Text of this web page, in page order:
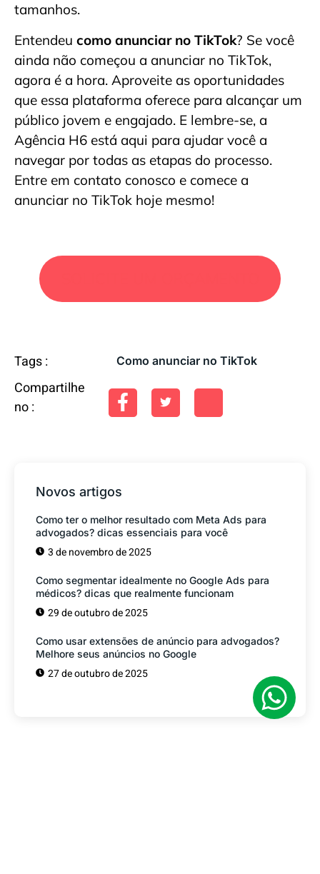
tamanhos.
Entendeu como anunciar no TikTok? Se você
ainda não começou a anunciar no TikTok,
agora é a hora. Aproveite as oportunidades
que essa plataforma oferece para alcançar um
público jovem e engajado. E lembre-se, a
Agência H6 está aqui para ajudar você a
navegar por todas as etapas do processo.
Entre em contato conosco e comece a
anunciar no TikTok hoje mesmo!
Tags : Como anunciar no TikTok
Compartilhe
no :
Novos artigos
Como ter o melhor resultado com Meta Ads para
advogados? dicas essenciais para você
3 de novembro de 2025
Como segmentar idealmente no Google Ads para
médicos? dicas que realmente funcionam
29 de outubro de 2025
Como usar extensões de anúncio para advogados?
Melhore seus anúncios no Google
27 de outubro de 2025